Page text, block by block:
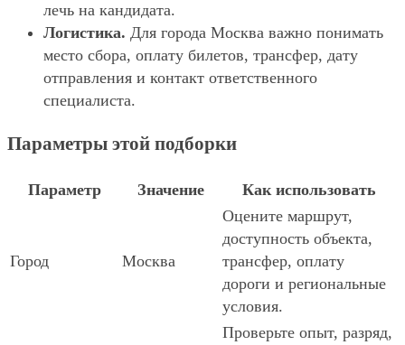
лечь на кандидата.
Логистика. Для города Москва важно понимать
место сбора, оплату билетов, трансфер, дату
отправления и контакт ответственного
специалиста.
Параметры этой подборки
Параметр Значение Как использовать
Город Москва
Оцените маршрут,
доступность объекта,
трансфер, оплату
дороги и региональные
условия.
Проверьте опыт, разряд,